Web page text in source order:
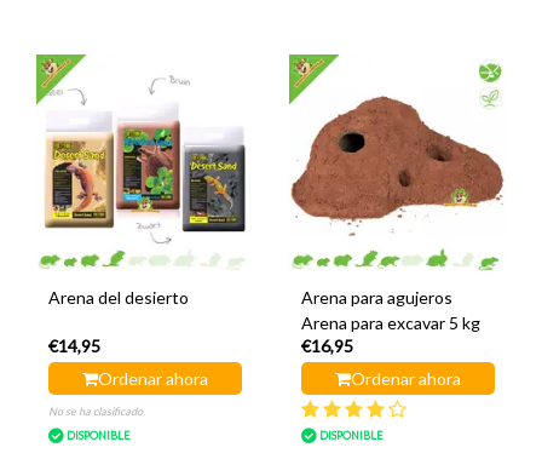
Arena del desierto
€14,95
Ordenar ahora
No se ha clasificado
DISPONIBLE
Arena para agujeros
Arena para excavar 5 kg
€16,95
Ordenar ahora
DISPONIBLE